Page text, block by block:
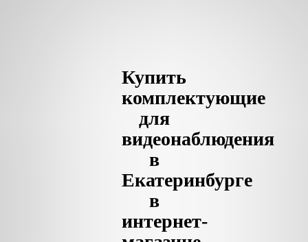
Купить
комплектующие
для
видеонаблюдения
в
Екатеринбурге
в
интернет-